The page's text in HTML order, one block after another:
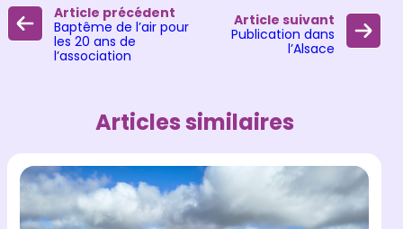
Article précédent
Baptême de l’air pour
les 20 ans de
l’association
Article suivant
Publication dans
l’Alsace
Articles similaires